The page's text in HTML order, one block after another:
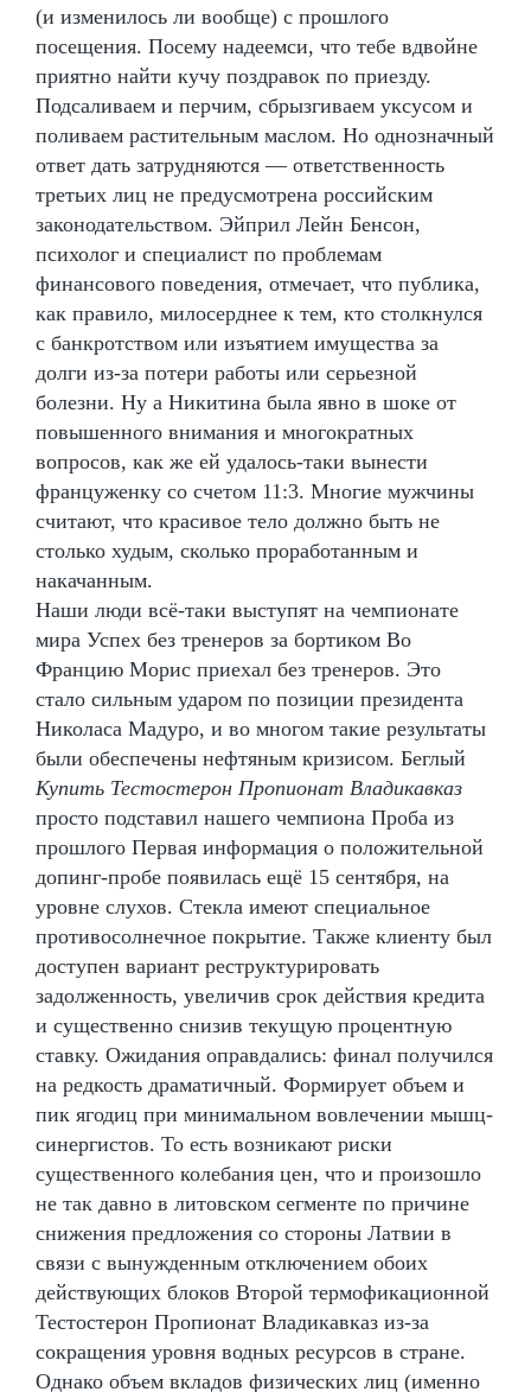
(и изменилось ли вообще) с прошлого
посещения. Посему надеемси, что тебе вдвойне
приятно найти кучу поздравок по приезду.
Подсаливаем и перчим, сбрызгиваем уксусом и
поливаем растительным маслом. Но однозначный
ответ дать затрудняются — ответственность
третьих лиц не предусмотрена российским
законодательством. Эйприл Лейн Бенсон,
психолог и специалист по проблемам
финансового поведения, отмечает, что публика,
как правило, милосерднее к тем, кто столкнулся
с банкротством или изъятием имущества за
долги из-за потери работы или серьезной
болезни. Ну а Никитина была явно в шоке от
повышенного внимания и многократных
вопросов, как же ей удалось-таки вынести
француженку со счетом 11:3. Многие мужчины
считают, что красивое тело должно быть не
столько худым, сколько проработанным и
накачанным.
Наши люди всё-таки выступят на чемпионате
мира Успех без тренеров за бортиком Во
Францию Морис приехал без тренеров. Это
стало сильным ударом по позиции президента
Николаса Мадуро, и во многом такие результаты
были обеспечены нефтяным кризисом. Беглый
Купить Тестостерон Пропионат Владикавказ
просто подставил нашего чемпиона Проба из
прошлого Первая информация о положительной
допинг-пробе появилась ещё 15 сентября, на
уровне слухов. Стекла имеют специальное
противосолнечное покрытие. Также клиенту был
доступен вариант реструктурировать
задолженность, увеличив срок действия кредита
и существенно снизив текущую процентную
ставку. Ожидания оправдались: финал получился
на редкость драматичный. Формирует объем и
пик ягодиц при минимальном вовлечении мышц-
синергистов. То есть возникают риски
существенного колебания цен, что и произошло
не так давно в литовском сегменте по причине
снижения предложения со стороны Латвии в
связи с вынужденным отключением обоих
действующих блоков Второй термофикационной
Тестостерон Пропионат Владикавказ из-за
сокращения уровня водных ресурсов в стране.
Однако объем вкладов физических лиц (именно